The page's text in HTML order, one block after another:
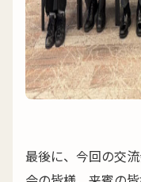
最後に、今回の交